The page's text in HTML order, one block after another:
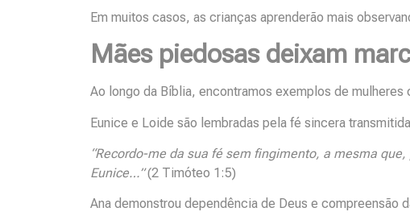
Em muitos casos, as crianças aprenderão mais
Mães piedosas deixam
Ao longo da Bíblia, encontramos exemplos de
Eunice e Loide são lembradas pela fé sincera
“Recordo-me da sua fé sem fingimento, a mesma
Eunice…”(2 Timóteo 1:5)
Ana demonstrou dependência de Deus e compreensão